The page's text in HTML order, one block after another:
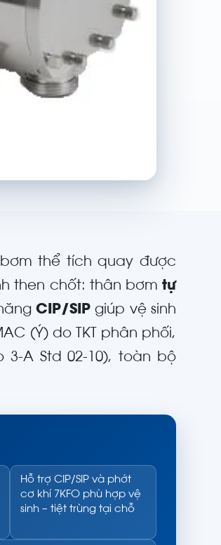
thể tích quay được
then chốt: thân bơm tự
CIP/SIPgiúp vệ sinh
(Ý) do TKT phân phối,
3-A Std 02-10), toàn bộ
Hỗ trợ CIP/SIP và phớt
cơ khí 7KFO phù hợp vệ
sinh – tiệt trùng tại chỗ